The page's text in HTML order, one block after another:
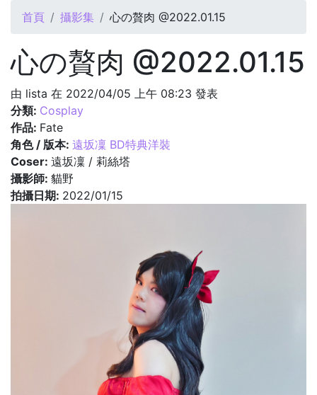
您在這裡
首頁 攝影集 心の贅肉 @2022.01.15
心の贅肉 @2022.01.15
由 lista 在 2022/04/05 上午 08:23 發表
分類: Cosplay
作品: Fate
角色 / 版本: 遠坂凜 BD特典洋裝
Coser: 遠坂凜 / 莉絲塔
攝影師: 貓野
拍攝日期: 2022/01/15